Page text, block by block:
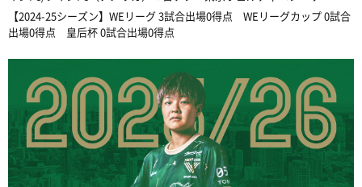
【2024-25シーズン】WEリーグ 3試合出場0得点 WEリーグカップ 0試合
出場0得点 皇后杯 0試合出場0得点